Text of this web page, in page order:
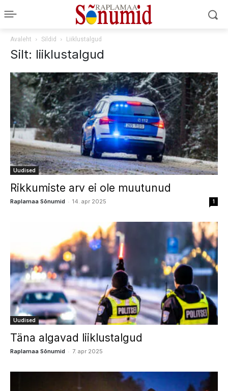
Avaleht Sildid Liiklustalgud
Silt: liiklustalgud
Uudised
Rikkumiste arv ei ole muutunud
Raplamaa Sõnumid - 14. apr 2025 1
Uudised
Täna algavad liiklustalgud
Raplamaa Sõnumid - 7. apr 2025